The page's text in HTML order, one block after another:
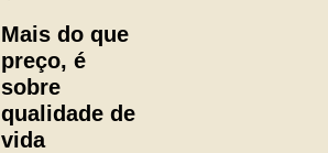
Mais do que
preço, é
sobre
qualidade de
vida